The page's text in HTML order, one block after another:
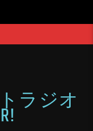
ラジオ